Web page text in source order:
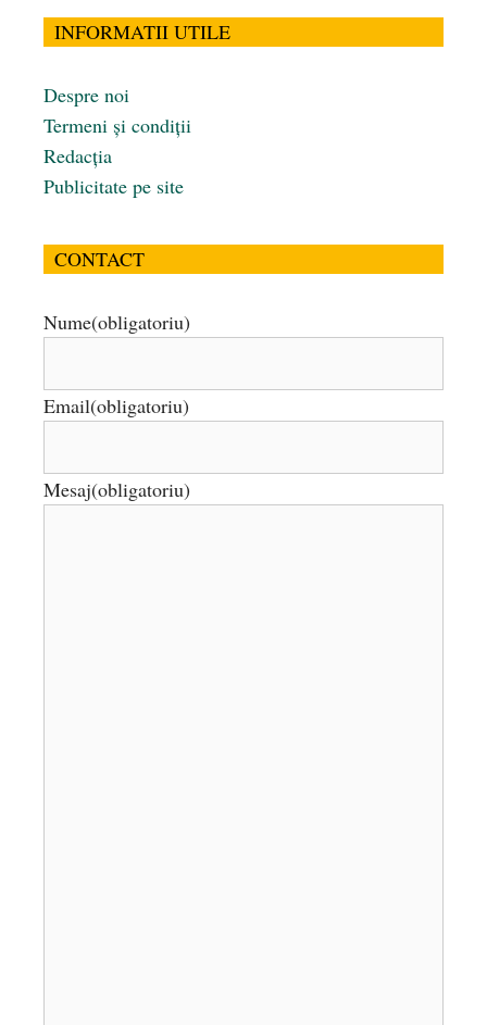
INFORMATII UTILE
Despre noi
Termeni și condiții
Redacția
Publicitate pe site
CONTACT
Nume(obligatoriu)
Email(obligatoriu)
Mesaj(obligatoriu)